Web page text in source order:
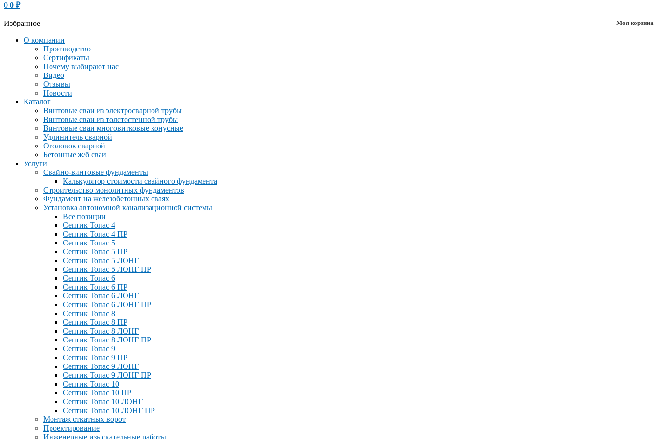
0 0 ₽
Моя корзина
Избранное
О компании
Производство
Сертификаты
Почему выбирают нас
Видео
Отзывы
Новости
Каталог
Винтовые сваи из электросварной трубы
Винтовые сваи из толстостенной трубы
Винтовые сваи многовитковые конусные
Удлинитель сварной
Оголовок сварной
Бетонные ж/б сваи
Услуги
Свайно-винтовые фундаменты
Калькулятор стоимости свайного фундамента
Строительство монолитных фундаментов
Фундамент на железобетонных сваях
Установка автономной канализационной системы
Все позиции
Септик Топас 4
Септик Топас 4 ПР
Септик Топас 5
Септик Топас 5 ПР
Септик Топас 5 ЛОНГ
Септик Топас 5 ЛОНГ ПР
Септик Топас 6
Септик Топас 6 ПР
Септик Топас 6 ЛОНГ
Септик Топас 6 ЛОНГ ПР
Септик Топас 8
Септик Топас 8 ПР
Септик Топас 8 ЛОНГ
Септик Топас 8 ЛОНГ ПР
Септик Топас 9
Септик Топас 9 ПР
Септик Топас 9 ЛОНГ
Септик Топас 9 ЛОНГ ПР
Септик Топас 10
Септик Топас 10 ПР
Септик Топас 10 ЛОНГ
Септик Топас 10 ЛОНГ ПР
Монтаж откатных ворот
Проектирование
Инженерные изыскательные работы